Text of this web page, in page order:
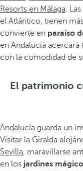
Resorts en Málaga.
el Atlántico, tienen
convierte en paraíso
en Andalucía acercará
con la comodidad de
El patrimonio
Andalucía guarda un
Visitar la Giralda
Sevilla, maravillarse
en los jardines